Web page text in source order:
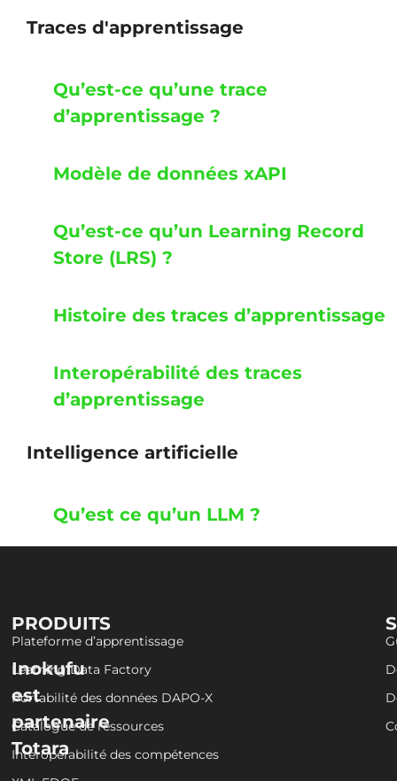
Traces d'apprentissage
Qu’est-ce qu’une trace
d’apprentissage ?
Modèle de données xAPI
Qu’est-ce qu’un Learning Record
Store (LRS) ?
Histoire des traces d’apprentissage
Interopérabilité des traces
d’apprentissage
Intelligence artificielle
Qu’est ce qu’un LLM ?
Inokufu
est
partenaire
Totara
PRODUITS
Plateforme d’apprentissage
Learning Data Factory
Portabilité des données DAPO-X
Catalogue de ressources
Interopérabilité des compétences